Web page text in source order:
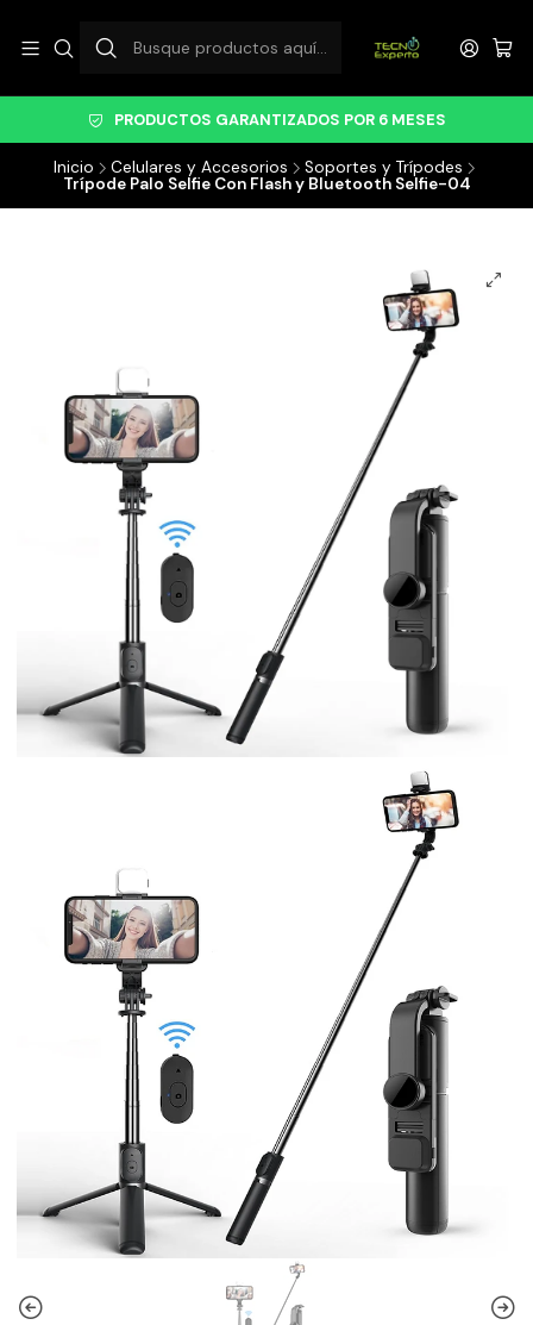
PRODUCTOS GARANTIZADOS POR 6 MESES
Inicio Celulares y Accesorios
Soportes y Trípodes
Trípode Palo Selfie Con Flash y Bluetooth Selfie-04